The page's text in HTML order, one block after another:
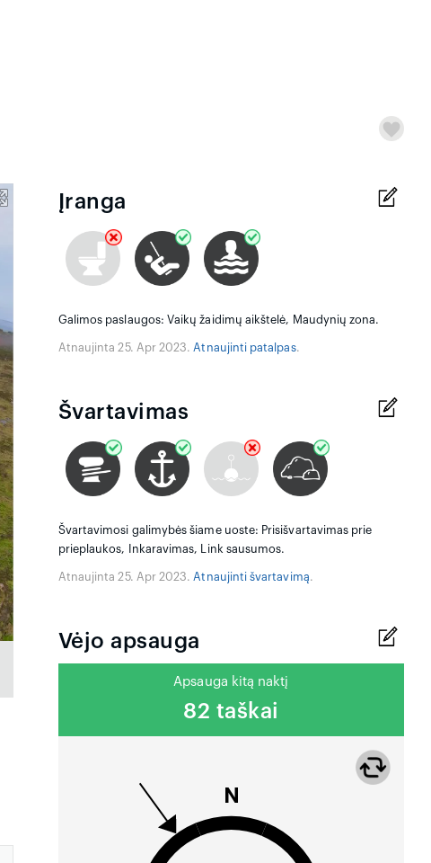
Įranga
Galimos paslaugos: Vaikų žaidimų aikštelė, Maudynių zona.
Atnaujinta 25. Apr 2023. Atnaujinti patalpas.
Švartavimas
Švartavimosi galimybės šiame uoste: Prisišvartavimas prie
prieplaukos, Inkaravimas, Link sausumos.
Atnaujinta 25. Apr 2023. Atnaujinti švartavimą.
Vėjo apsauga
Apsauga kitą naktį
82 taškai
N